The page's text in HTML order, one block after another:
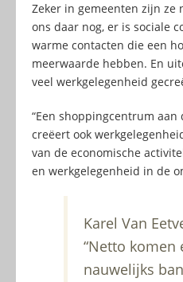
Zeker in gemeenten zijn ze
ons daar nog, er is sociale
warme contacten die een
meerwaarde hebben. En
veel werkgelegenheid
“Een shoppingcentrum
creëert ook
van de economische
en werkgelegenheid in de
Karel Van
“Netto komen
nauwelijks